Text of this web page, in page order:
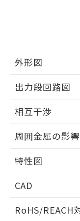
外形図
外形図
出力段回路図
出力段回路図
相互干渉
相互干渉
周囲金属の影響
周囲金属の影響
特性図
検出物体の大きさと
CAD
ドすることがで
RoHS/REACH
※本証明書
るもので、
ものではあ
また、
物質の対応
欄に対応日
既に当社に
しているこ
す。